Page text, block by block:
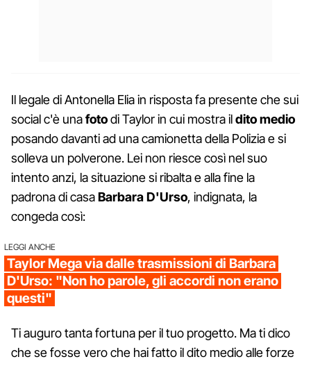
Il legale di Antonella Elia in risposta fa presente che sui
social c'è unafotodi Taylor in cui mostra ildito medio
posando davanti ad una camionetta della Polizia e si
solleva un polverone. Lei non riesce così nel suo
intento anzi, la situazione si ribalta e alla fine la
padrona di casaBarbara D'Urso, indignata, la
congeda così:
LEGGI ANCHE
Taylor Mega via dalle trasmissioni di Barbara
D'Urso: "Non ho parole, gli accordi non erano
questi"
Ti auguro tanta fortuna per il tuo progetto. Ma ti dico
che se fosse vero che hai fatto il dito medio alle forze